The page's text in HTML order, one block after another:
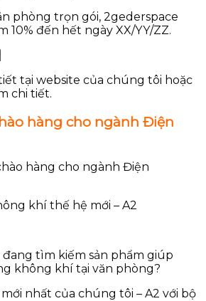
phòng trọn gói, 2gederspace
10% đến hết ngày XX/YY/ZZ.
tại website của chúng tôi hoặc
chi tiết.
hàng cho ngành Điện
khí thế hệ mới – A2
tìm kiếm sản phẩm giúp
không khí tại văn phòng?
nhất của chúng tôi – A2 với bộ